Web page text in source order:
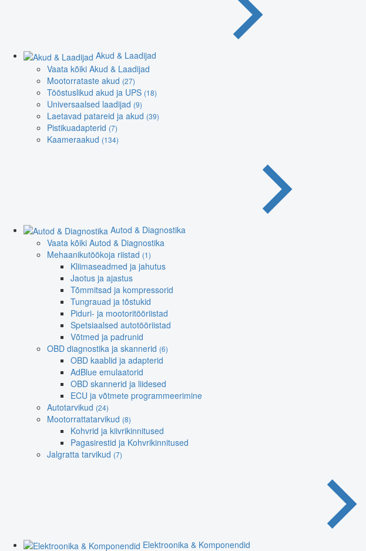
Akud & Laadijad
Vaata kõiki Akud & Laadijad
Mootorrataste akud (27)
Tööstuslikud akud ja UPS (18)
Universaalsed laadijad (9)
Laetavad patareid ja akud (39)
Pistikuadapterid (7)
Kaameraakud (134)
Autod & Diagnostika
Vaata kõiki Autod & Diagnostika
Mehaanikutöökoja riistad (1)
Kliimaseadmed ja jahutus
Jaotus ja ajastus
Tõmmitsad ja kompressorid
Tungrauad ja tõstukid
Piduri- ja mootoritööriistad
Spetsiaalsed autotööriistad
Võtmed ja padrunid
OBD diagnostika ja skannerid (6)
OBD kaablid ja adapterid
AdBlue emulaatorid
OBD skannerid ja liidesed
ECU ja võtmete programmeerimine
Autotarvikud (24)
Mootorrattatarvikud (8)
Kohvrid ja kiivrikinnitused
Pagasirestid ja Kohvrikinnitused
Jalgratta tarvikud (7)
Elektroonika & Komponendid